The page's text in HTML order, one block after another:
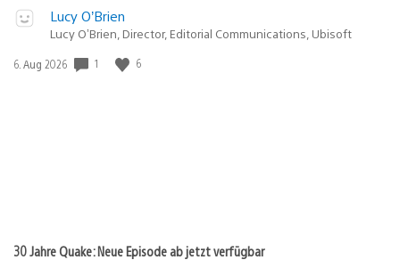
Lucy O’Brien
Lucy O’Brien, Director, Editorial Communications, Ubisoft
Veröffentlichungsdatum:
6. Aug 2026 1 6
30 Jahre Quake: Neue Episode ab jetzt verfügbar